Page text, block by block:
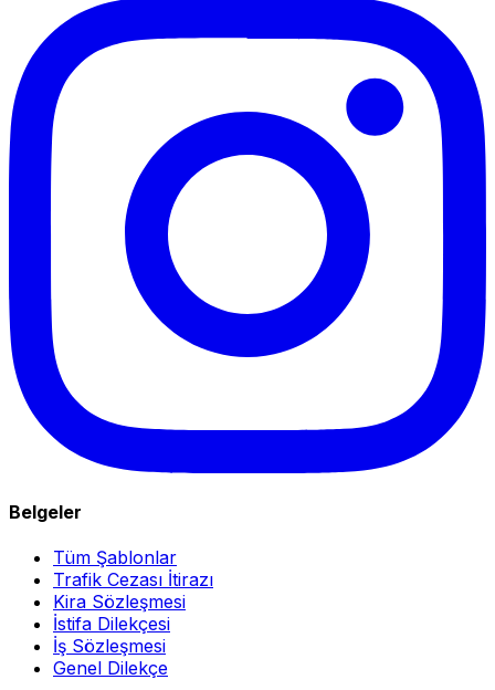
Belgeler
Tüm Şablonlar
Trafik Cezası İtirazı
Kira Sözleşmesi
İstifa Dilekçesi
İş Sözleşmesi
Genel Dilekçe